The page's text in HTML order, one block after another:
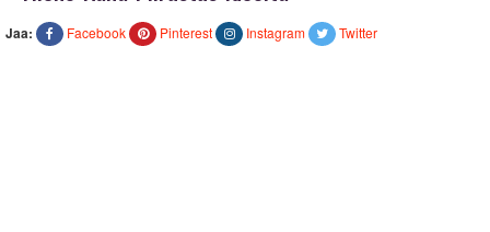
Jaa: Facebook Pinterest Instagram Twitter